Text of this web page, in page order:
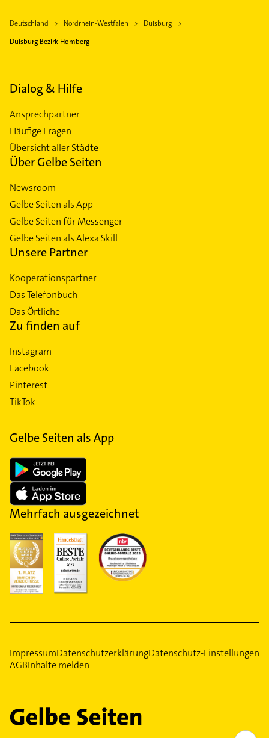
Deutschland Nordrhein-Westfalen
Duisburg
Duisburg Bezirk Homberg
Dialog & Hilfe
Ansprechpartner
Häufige Fragen
Übersicht aller Städte
Über Gelbe Seiten
Newsroom
Gelbe Seiten als App
Gelbe Seiten für Messenger
Gelbe Seiten als Alexa Skill
Unsere Partner
Kooperationspartner
Das Telefonbuch
Das Örtliche
Zu finden auf
Instagram
Facebook
Pinterest
TikTok
Gelbe Seiten als App
Mehrfach ausgezeichnet
ImpressumDatenschutzerklärungDatenschutz-Einstellungen
AGBInhalte melden